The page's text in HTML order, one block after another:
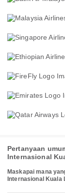
Pertanyaan
Internasional
Maskapai mana
Internasional Kuala